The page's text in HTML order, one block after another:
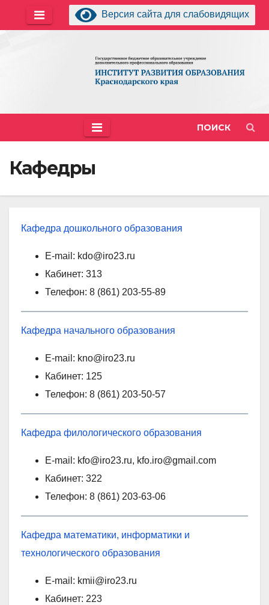
Версия сайта для слабовидящих
ПОИСК
Кафедры
Кафедра дошкольного образования
E-mail: kdo@iro23.ru
Кабинет: 313
Телефон: 8 (861) 203-55-89
Кафедра начального образования
E-mail: kno@iro23.ru
Кабинет: 125
Телефон: 8 (861) 203-50-57
Кафедра филологического образования
E-mail: kfo@iro23.ru, kfo.iro@gmail.com
Кабинет: 322
Телефон: 8 (861) 203-63-06
Кафедра математики, информатики и
технологического образования
E-mail: kmii@iro23.ru
Кабинет: 223